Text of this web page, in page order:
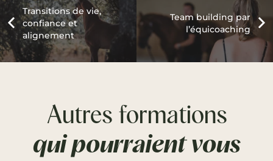
Transitions de vie,
confiance et
alignement
Team building par
l’équicoaching
Autres formations
qui pourraient vous